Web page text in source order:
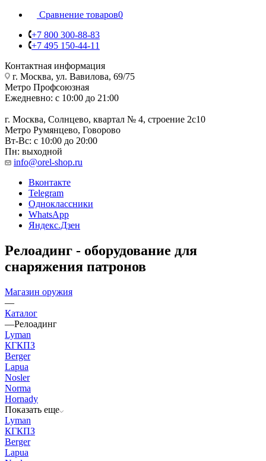
Сравнение товаров0
+7 800 300-88-83
+7 495 150-44-11
Контактная информация
г. Москва, ул. Вавилова, 69/75
Метро Профсоюзная
Ежедневно: с 10:00 до 21:00
г. Москва, Солнцево, квартал № 4, строение 2с10
Метро Румянцево, Говорово
Вт-Вс: с 10:00 до 20:00
Пн: выходной
info@orel-shop.ru
Вконтакте
Telegram
Одноклассники
WhatsApp
Яндекс.Дзен
Релоадинг - оборудование для
снаряжения патронов
Магазин оружия
—
Каталог
—Релоадинг
Lyman
КГКПЗ
Berger
Lapua
Nosler
Norma
Hornady
Показать еще
Lyman
КГКПЗ
Berger
Lapua